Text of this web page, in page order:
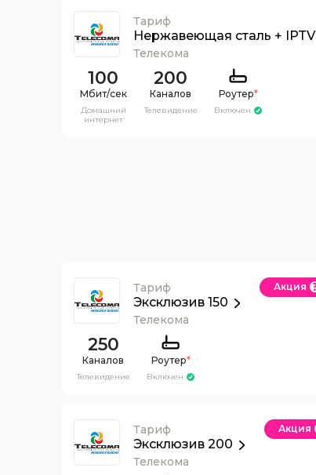
Тариф
Нержавеющая сталь + IPTV
Телекома
100
Домашний
интернет
200
Каналов
Телевидение
Роутер*
Включен
Тариф
Эксклюзив 150
Телекома
Акция
250
Каналов
Телевидение
Роутер*
Включен
Тариф
Эксклюзив 200
Телекома
Акция